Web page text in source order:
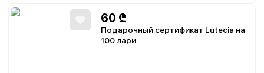
60 ₾
Подарочный сертификат Lutecia на
100 лари